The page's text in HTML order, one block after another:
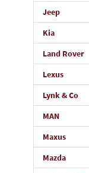
Jeep
Kia
Land Rover
Lexus
Lynk & Co
MAN
Maxus
Mazda